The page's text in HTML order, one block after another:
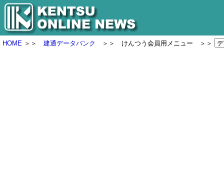
HOME ＞＞ 建通データバンク ＞＞ けんつう会員用メニュー ＞＞